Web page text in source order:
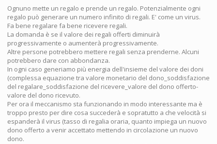
Ognuno mette un regalo e prende un regalo. Potenzialmente ogni
regalo può generare un numero infinito di regali. E' come un virus.
Fa bene regalare fa bene ricevere regali.
La domanda è se il valore dei regali offerti diminuirà
progressivamente o aumenterà progressivamente.
Altre persone potrebbero mettere regali senza prenderne. Alcuni
potrebbero dare con abbondanza.
In ogni caso generiamo più energia dell'insieme del valore dei doni
(complessa equazione tra valore monetario del dono_soddisfazione
del regalare_soddisfazione del ricevere_valore del dono offerto-
valore del dono ricevuto.
Per ora il meccanismo sta funzionando in modo interessante ma è
troppo presto per dire cosa succederà e sopratutto a che velocità si
espanderà il virus (tasso di regalia oraria, quanto impiega un nuovo
dono offerto a venir accettato mettendo in circolazione un nuovo
dono.